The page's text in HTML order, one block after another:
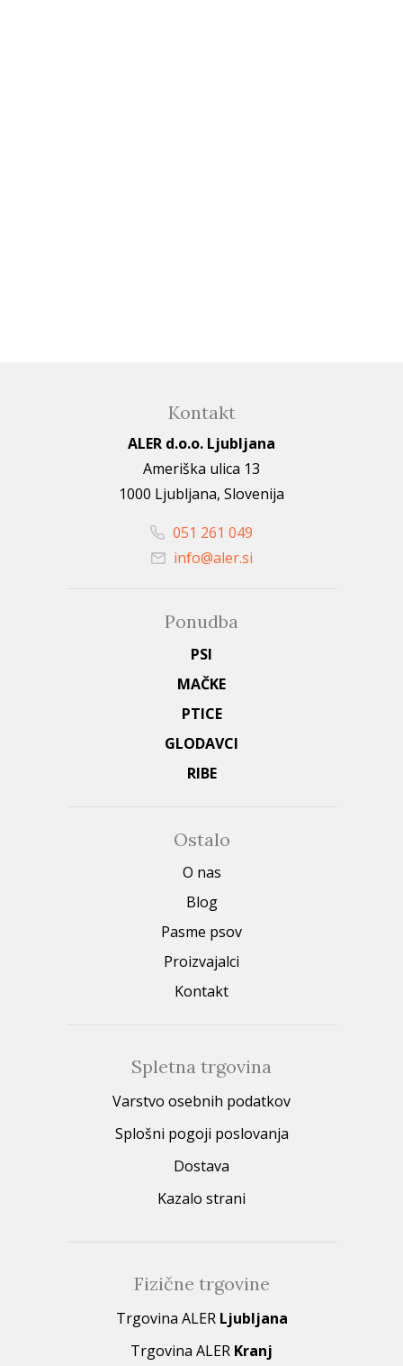
Kontakt
ALER d.o.o. Ljubljana
Ameriška ulica 13
1000 Ljubljana, Slovenija
051 261 049
info@aler.si
Ponudba
PSI
MAČKE
PTICE
GLODAVCI
RIBE
Ostalo
O nas
Blog
Pasme psov
Proizvajalci
Kontakt
Spletna trgovina
Varstvo osebnih podatkov
Splošni pogoji poslovanja
Dostava
Kazalo strani
Fizične trgovine
Trgovina ALER Ljubljana
Trgovina ALER Kranj